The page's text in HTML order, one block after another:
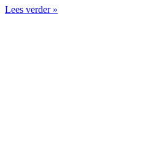
Lees verder »